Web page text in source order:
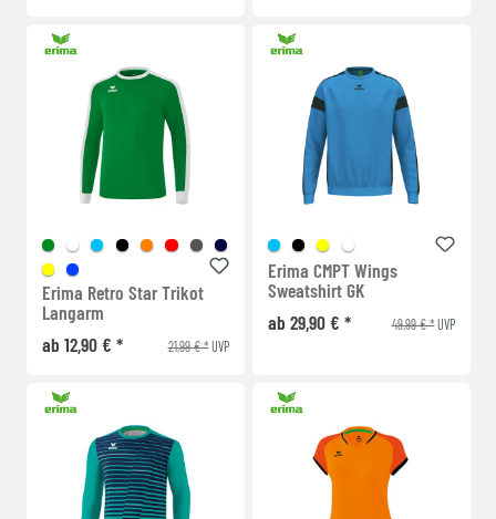
Erima Retro Star Trikot
Langarm
ab 12,90 € *
21,99 € *UVP
Erima CMPT Wings
Sweatshirt GK
ab 29,90 € *
49,99 € *UVP